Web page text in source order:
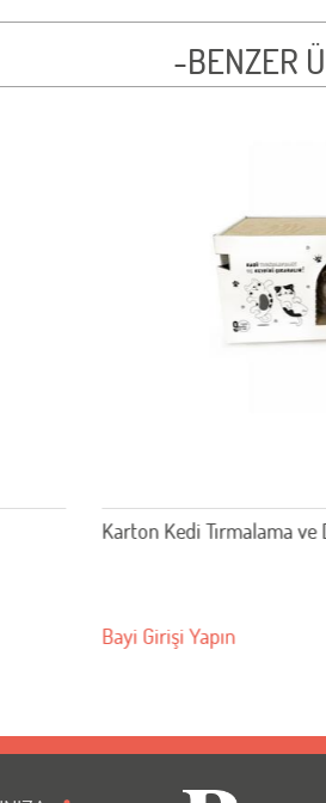
-BENZER
Karton Kedi Tırmalama
Bayi Girişi Yapın